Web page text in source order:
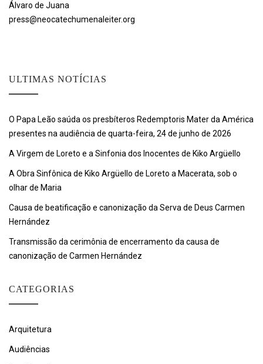
Álvaro de Juana
press@neocatechumenaleiter.org
ULTIMAS NOTÍCIAS
O Papa Leão saúda os presbíteros Redemptoris Mater da América
presentes na audiência de quarta-feira, 24 de junho de 2026
A Virgem de Loreto e a Sinfonia dos Inocentes de Kiko Argüello
A Obra Sinfônica de Kiko Argüello de Loreto a Macerata, sob o
olhar de Maria
Causa de beatificação e canonização da Serva de Deus Carmen
Hernández
Transmissão da cerimônia de encerramento da causa de
canonização de Carmen Hernández
CATEGORIAS
Arquitetura
Audiências